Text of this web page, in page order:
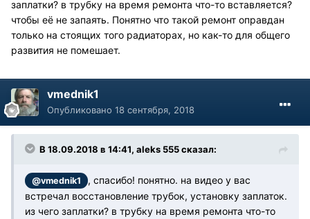
заплатки? в трубку на время ремонта что-то вставляется?
чтобы её не запаять. Понятно что такой ремонт оправдан
только на стоящих того радиаторах, но как-то для общего
развития не помешает.
vmednik1
Опубликовано 18 сентября, 2018
В 18.09.2018 в 14:41, aleks 555 сказал:
@vmednik1
, спасибо! понятно. на видео у вас
встречал восстановление трубок, установку заплаток.
из чего заплатки? в трубку на время ремонта что-то